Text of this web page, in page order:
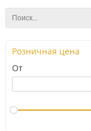
Розничная цена
От